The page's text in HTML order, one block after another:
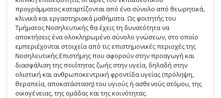
προγράμματος καταρτίζονται από ένα σύνολο από θεωρητικά,
κλινικά και εργαστηριακά μαθήματα. Ως φοιτητής του
Τμήματος Νοσηλευτικής θα έχεις τη δυνατότητα να
αποκτήσεις ένα ολοκληρωμένο σύνολο γνώσεων, στο οποίο
εμπεριέχονται στοιχεία από τις επιστημονικές περιοχές της
Νοσηλευτικής Επιστήμης που αφορούν στην προαγωγή και
διασφάλιση της ποιότητας ζωής στην υγεία, δηλαδή στην
ολιστική και ανθρωποκεντρική φροντίδα υγείας (πρόληψη,
θεραπεία, αποκατάσταση) του υγιούς ή ασθενούς ατόμου, της
οικογένειας, της ομάδας και της κοινότητας.